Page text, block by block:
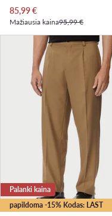
Dabartinė kaina
85,99€
Mažiausia kaina95,99 €
papildoma -15% Kodas: LAST
Palanki kaina